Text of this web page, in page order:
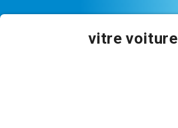
vitre voiture